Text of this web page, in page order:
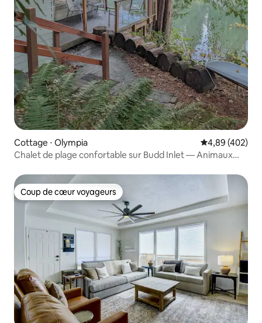
Cottage ⋅ Olympia Évaluation
4,89 (402)
Chalet de plage confortable sur Budd Inlet — Animaux
Coup de cœur voyageurs
Coup de cœur voyageurs